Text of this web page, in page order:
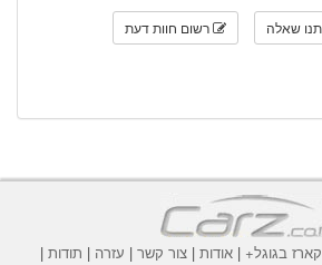
שאלה רשום חוות דעת
קארז בגוגל+|אודות |צור קשר | עזרה | תודות |